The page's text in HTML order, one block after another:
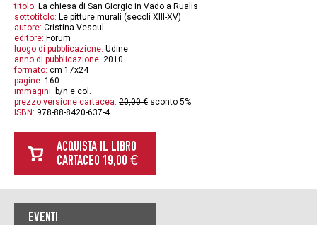
titolo: La chiesa di San Giorgio in Vado a Rualis
sottotitolo: Le pitture murali (secoli XIII-XV)
autore: Cristina Vescul
editore: Forum
luogo di pubblicazione: Udine
anno di pubblicazione: 2010
formato: cm 17x24
pagine: 160
immagini: b/n e col.
prezzo versione cartacea: 20,00 € sconto 5%
ISBN: 978-88-8420-637-4
ACQUISTA IL LIBRO
CARTACEO 19,00 €
EVENTI